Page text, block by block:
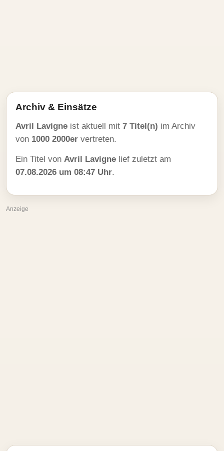
Archiv & Einsätze
Avril Lavigne ist aktuell mit 7 Titel(n) im Archiv
von 1000 2000er vertreten.
Ein Titel von Avril Lavigne lief zuletzt am
07.08.2026 um 08:47 Uhr.
Anzeige